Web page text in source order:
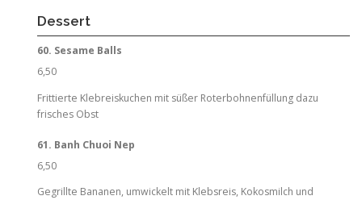
Dessert
60. Sesame Balls
6,50
Frittierte Klebreiskuchen mit süßer Roterbohnenfüllung dazu
frisches Obst
61. Banh Chuoi Nep
6,50
Gegrillte Bananen, umwickelt mit Klebsreis, Kokosmilch und